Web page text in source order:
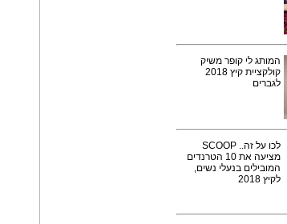
המותג לי קופר משיק
קולקציית קיץ 2018
לגברים
לכו על זה.. SCOOP
מציעה את 10 הטרנדים
המובילים בנעלי נשים,
לקיץ 2018